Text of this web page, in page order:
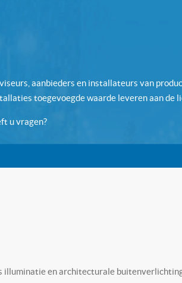
aanbieders en installateurs van
toegevoegde waarde leveren aan de
u vragen?
illuminatie en architecturale